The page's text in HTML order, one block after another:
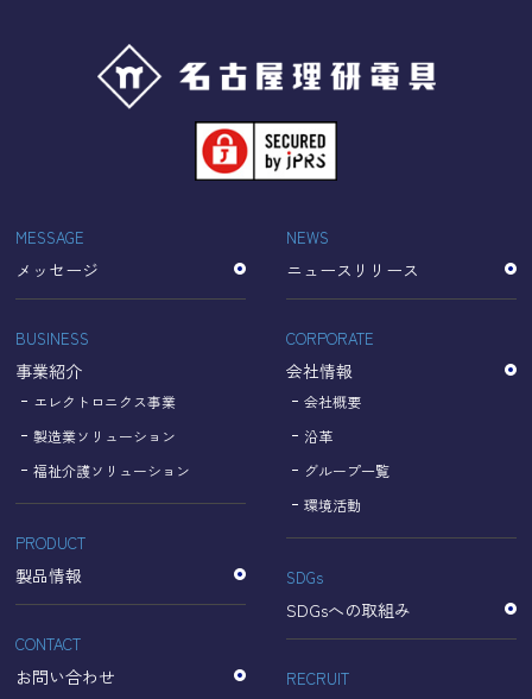
当サイトでは、より良いサービスの提供、またユーザビリ
ティの向上のため、Googleアナリティクスを使用し、当サ
イトの利用状況などのデータ収集及び解析を行っておりま
す。その際、「Cookie」を通じて、Googleがお客様のIPア
ドレスなどの情報を収集する場合がありますが、
「Cookie」で収集される情報は個人を特定できるものでは
収集されたデータはGoogleのプライバシーポリシーにおい
て管理されます。
なお、当サイトのご利用をもって、上述の方法・目的にお
いてGoogle及び当サイトが行うデータ処理に関し、お客様
【Googleのプライバシーポリシー】
https://policies.google.com/privacy?hl=ja
https://policies.google.com/technologies/partner-sites?
hl=ja
個人情報に関するお問い合わせ窓口
名古屋理研電具株式会社
TEL：052-833-1248
MESSAGE
メッセージ
BUSINESS
事業紹介
エレクトロニクス事業
製造業ソリューション
福祉介護ソリューション
PRODUCT
製品情報
CONTACT
お問い合わせ
NEWS
ニュースリリース
CORPORATE
会社情報
会社概要
沿革
グループ一覧
環境活動
SDGs
SDGsへの取組み
RECRUIT